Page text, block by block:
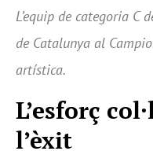
L’equip de categoria C
de Catalunya al
artística.
L’esforç
l’èxit